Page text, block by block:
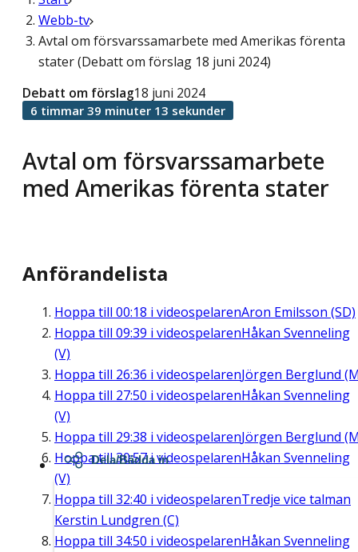
Webb-tv
Avtal om försvarssamarbete med Amerikas förenta
stater (Debatt om förslag 18 juni 2024)
Avtal om försvarssamarbete
med Amerikas förenta stater
Debatt om förslag18 juni 2024
6 timmar 39 minuter 13 sekunder
Anförandelista
Hoppa till 00:18 i videospelarenAron Emilsson (SD)
Hoppa till 09:39 i videospelarenHåkan Svenneling
(V)
Hoppa till 26:36 i videospelarenJörgen Berglund
Hoppa till 27:50 i videospelarenHåkan Svenneling
(V)
Hoppa till 29:38 i videospelarenJörgen Berglund
Hoppa till30:57i videospelarenHåkan Svenneling
(V)
Hoppa till 32:40 i videospelarenTredje vice talman
Kerstin Lundgren (C)
Hoppa till 34:50 i videospelarenHåkan Svenneling
Dela/Bädda in